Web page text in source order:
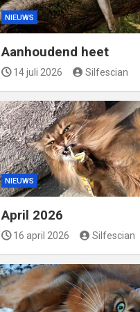
NIEUWS
Aanhoudend heet
14 juli 2026 Silfescian
NIEUWS
April 2026
16 april 2026 Silfescian